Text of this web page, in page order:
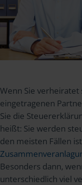
Wenn Sie
eingetragenen
Sie die
heißt: Sie werden
den meisten Fällen
Besonders dann,
unterschiedlich viel